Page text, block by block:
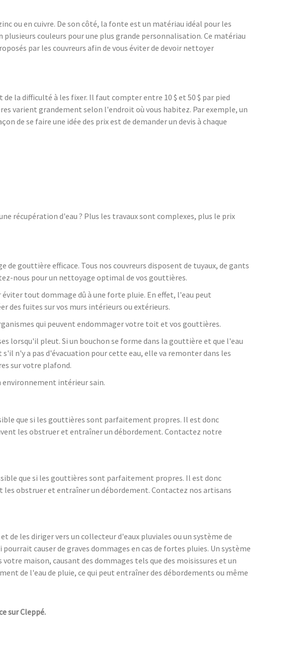
ou en cuivre. De son côté, la fonte est un matériau idéal pour les
couleurs pour une plus grande personnalisation. Ce matériau
par les couvreurs afin de vous éviter de devoir nettoyer
la difficulté à les fixer. Il faut compter entre 10 $ et 50 $ par pied
varient grandement selon l'endroit où vous habitez. Par exemple, un
de se faire une idée des prix est de demander un devis à chaque
récupération d'eau ? Plus les travaux sont complexes, plus le prix
gouttière efficace. Tous nos couvreurs disposent de tuyaux, de gants
nous pour un nettoyage optimal de vos gouttières.
tout dommage dû à une forte pluie. En effet, l'eau peut
des fuites sur vos murs intérieurs ou extérieurs.
qui peuvent endommager votre toit et vos gouttières.
lorsqu'il pleut. Si un bouchon se forme dans la gouttière et que l'eau
n'y a pas d'évacuation pour cette eau, elle va remonter dans les
sur votre plafond.
environnement intérieur sain.
que si les gouttières sont parfaitement propres. Il est donc
les obstruer et entraîner un débordement. Contactez notre
que si les gouttières sont parfaitement propres. Il est donc
obstruer et entraîner un débordement. Contactez nos artisans
les diriger vers un collecteur d'eaux pluviales ou un système de
causer de graves dommages en cas de fortes pluies. Un système
maison, causant des dommages tels que des moisissures et un
de l'eau de pluie, ce qui peut entraîner des débordements ou même
sur Cleppé.